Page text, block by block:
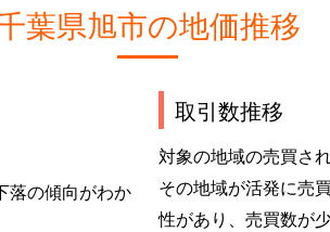
葉県旭市の地価推移
落の傾向がわか
取引数推移
対象の地域の売買さ
その地域が活発に売
性があり、売買数が